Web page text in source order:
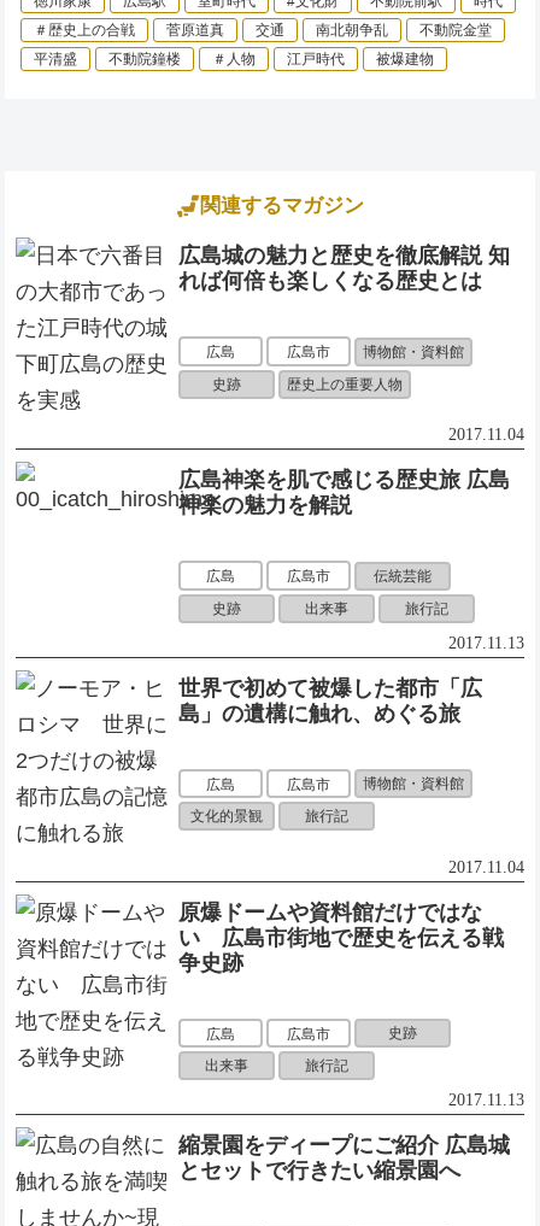
＃歴史上の合戦
菅原道真 交通 南北朝争乱
不動院金堂
平清盛
不動院鐘楼 ＃人物 江戸時代 被爆建物
関連するマガジン
広島城の魅力と歴史を徹底解説 知
れば何倍も楽しくなる歴史とは
広島 広島市
博物館・資料館
史跡
歴史上の重要人物
2017.11.04
広島神楽を肌で感じる歴史旅 広島
神楽の魅力を解説
広島 広島市
伝統芸能
史跡
出来事 旅行記
2017.11.13
世界で初めて被爆した都市「広
島」の遺構に触れ、めぐる旅
広島 広島市
博物館・資料館
文化的景観
旅行記
2017.11.04
原爆ドームや資料館だけではな
い 広島市街地で歴史を伝える戦
争史跡
広島 広島市
史跡
出来事
旅行記
2017.11.13
縮景園をディープにご紹介 広島城
とセットで行きたい縮景園へ